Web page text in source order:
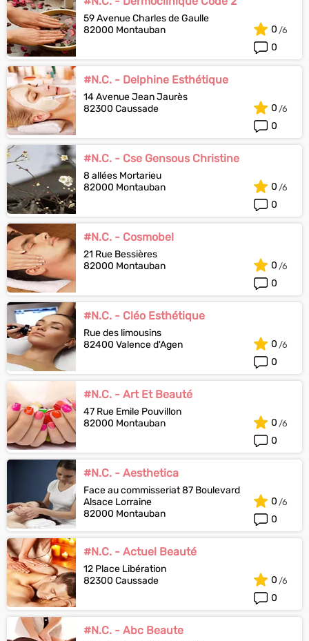
59 Avenue Charles de Gaulle
82000 Montauban
0
0
#N.C. - Delphine Esthétique
14 Avenue Jean Jaurès
82300 Caussade
0
0
#N.C. - Cse Gensous Christine
8 allées Mortarieu
82000 Montauban
0
0
#N.C. - Cosmobel
21 Rue Bessières
82000 Montauban
0
0
#N.C. - Cléo Esthétique
Rue des limousins
82400 Valence d'Agen
0
0
#N.C. - Art Et Beauté
47 Rue Emile Pouvillon
82000 Montauban
0
0
#N.C. - Aesthetica
Face au commisseriat 87 Boulevard
Alsace Lorraine
82000 Montauban
0
0
#N.C. - Actuel Beauté
12 Place Libération
82300 Caussade
0
0
#N.C. - Abc Beaute